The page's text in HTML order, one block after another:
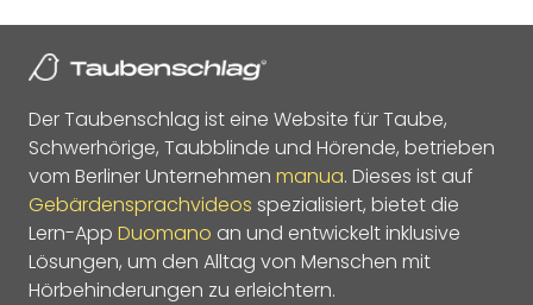
Der Taubenschlag ist eine Website für Taube,
Schwerhörige, Taubblinde und Hörende, betrieben
vom Berliner Unternehmen manua. Dieses ist auf
Gebärdensprachvideos spezialisiert, bietet die
Lern-App Duomano an und entwickelt inklusive
Lösungen, um den Alltag von Menschen mit
Hörbehinderungen zu erleichtern.